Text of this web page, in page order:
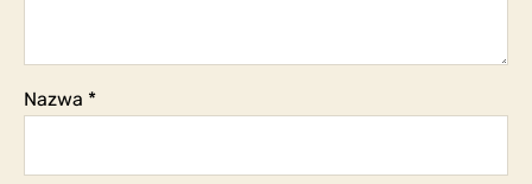
Nazwa *